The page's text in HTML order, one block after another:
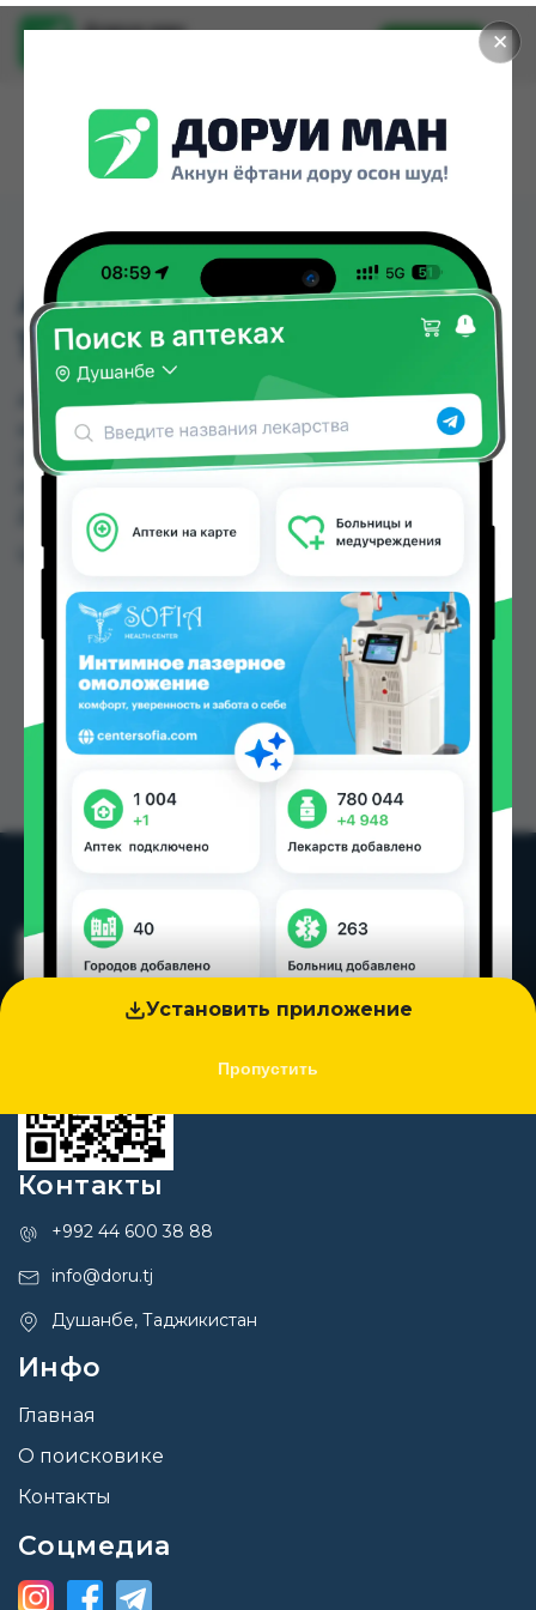
✕
Установить приложение
Пропустить
Доруи ман
Установить
АРГИДОН ПЛЮС Р-Р
100МЛ
АРГИДОН ПЛЮС Р-Р 100МЛ можно купить или
заказать в аптеках, Авиценна, Амирӣ, Аптека +
24/7, Аптека Нур (Nur), Арча, Аслфарм №1,
Душанбе и других городах Таджикистана
Цена: от71.20 TJS
Контакты
+992 44 600 38 88
info@doru.tj
Душанбе, Таджикистан
Инфо
Главная
О поисковике
Контакты
Соцмедиа